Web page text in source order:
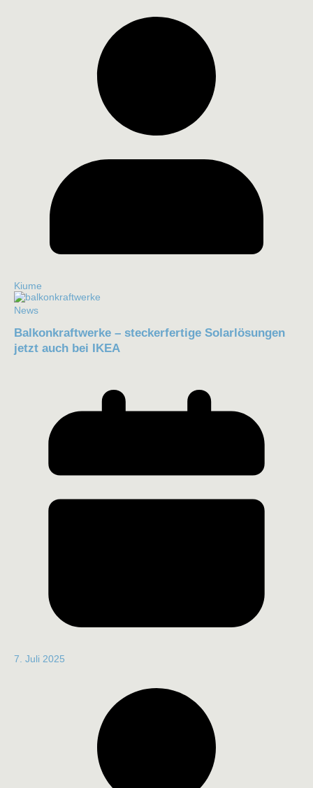
Kiume
News
Balkonkraftwerke – steckerfertige Solarlösungen
jetzt auch bei IKEA
7. Juli 2025